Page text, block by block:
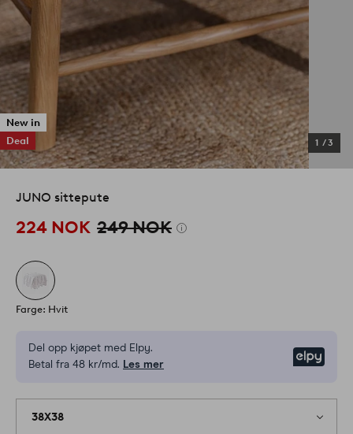
New in
Deal
1 /3
JUNO sittepute
224 NOK 249 NOK
Farge: Hvit
Del opp kjøpet med Elpy.
Betal fra 48 kr/md. Les mer
38X38